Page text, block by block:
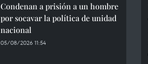
Condenan a prisión a un hombre
por socavar la política de unidad
nacional
05/08/2026 11:54